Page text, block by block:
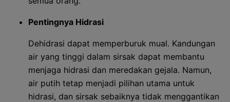
Pentingnya Hidrasi
Dehidrasi dapat memperburuk mual. Kandungan
air yang tinggi dalam sirsak dapat membantu
menjaga hidrasi dan meredakan gejala. Namun,
air putih tetap menjadi pilihan utama untuk
hidrasi, dan sirsak sebaiknya tidak menggantikan